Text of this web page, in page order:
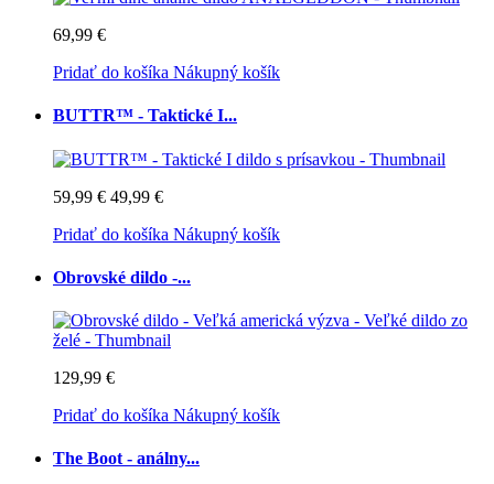
69,99 €
Pridať do košíka Nákupný košík
BUTTR™ - Taktické I...
59,99 € 49,99 €
Pridať do košíka Nákupný košík
Obrovské dildo -...
129,99 €
Pridať do košíka Nákupný košík
The Boot - análny...